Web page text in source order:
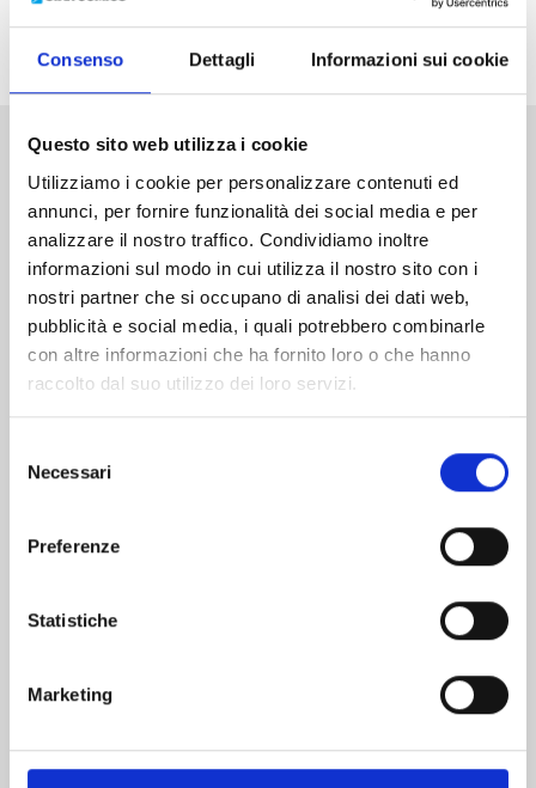
Consenso Dettagli Informazioni sui cookie
Questo sito web utilizza i cookie
Utilizziamo i cookie per personalizzare contenuti ed
annunci, per fornire funzionalità dei social media e per
analizzare il nostro traffico. Condividiamo inoltre
informazioni sul modo in cui utilizza il nostro sito con i
nostri partner che si occupano di analisi dei dati web,
pubblicità e social media, i quali potrebbero combinarle
con altre informazioni che ha fornito loro o che hanno
raccolto dal suo utilizzo dei loro servizi.
delNecessari
Preferenze
Statistiche
Marketing
ritrovano da soli...! Che reazione susciterà la cosa nel
Altri volumi della serie